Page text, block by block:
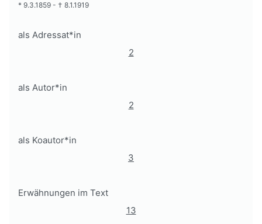
* 9.3.1859 - † 8.1.1919
als Adressat*in
2
als Autor*in
2
als Koautor*in
3
Erwähnungen im Text
13